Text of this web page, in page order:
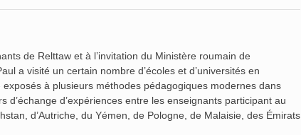
de Relttaw et à l’invitation du Ministère roumain de
a visité un certain nombre d’écoles et d’universités en
à plusieurs méthodes pédagogiques modernes dans
d’expériences entre les enseignants participant au
d’Autriche, du Yémen, de Pologne, de Malaisie, des Émirats